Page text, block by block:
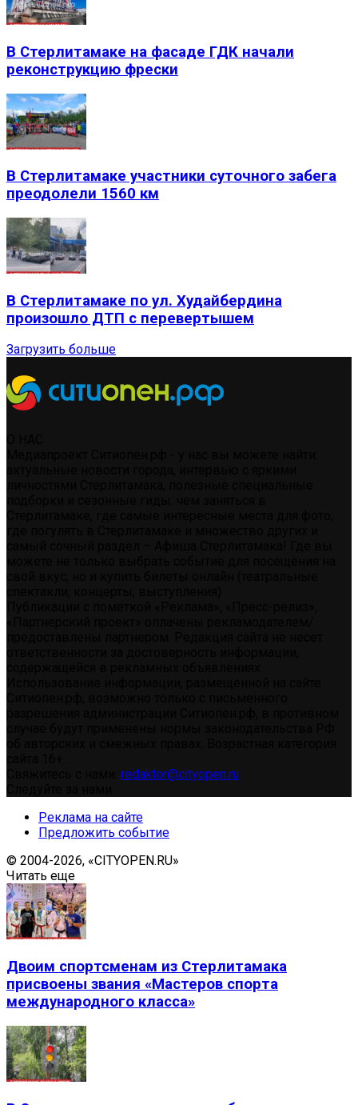
В Стерлитамаке на фасаде ГДК начали
реконструкцию фрески
В Стерлитамаке участники суточного забега
преодолели 1560 км
В Стерлитамаке по ул. Худайбердина
произошло ДТП с перевертышем
Загрузить больше
redaktor@cityopen.ru
Реклама на сайте
Предложить событие
© 2004-2026, «CITYOPEN.RU»
Читать еще
Двоим спортсменам из Стерлитамака
присвоены звания «Мастеров спорта
международного класса»